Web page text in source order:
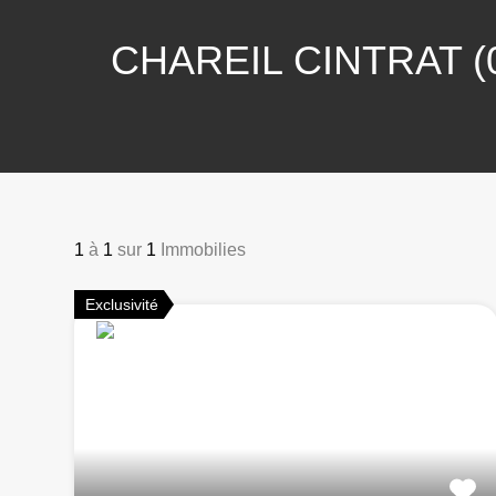
CHAREIL CINTRAT
1 à 1 sur 1 Immobilies
Exclusivité